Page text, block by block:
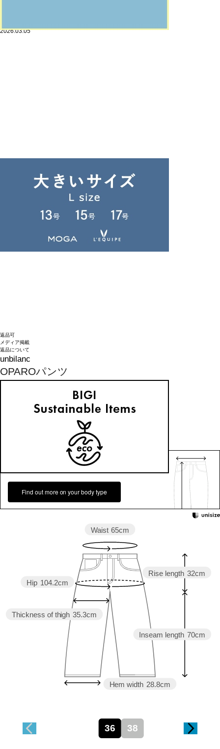
2026.03.05
返品可
メディア掲載
返品について
unbilanc
OPAROパンツ
¥ 49,500
(税込)
お気に入りアイテム登録数：
25
158cm 51kgRecommended
Find out more on your body type
Inseam length 70cm
Rise length 32cm
Hem width 28.8cm
Thickness of thigh 35.3cm
Hip 104.2cm
Waist 65cm
36 38